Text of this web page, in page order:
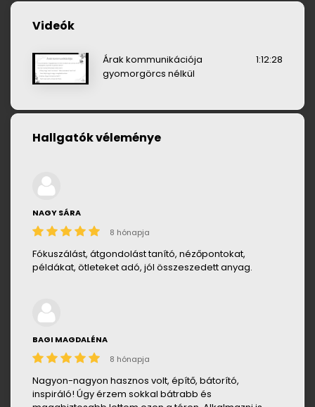
Videók
Árak kommunikációja
gyomorgörcs nélkül
1:12:28
Hallgatók véleménye
NAGY SÁRA
8 hónapja
Fókuszálást, átgondolást tanító, nézőpontokat,
példákat, ötleteket adó, jól összeszedett anyag.
BAGI MAGDALÉNA
8 hónapja
Nagyon-nagyon hasznos volt, építő, bátorító,
inspiráló! Úgy érzem sokkal bátrabb és